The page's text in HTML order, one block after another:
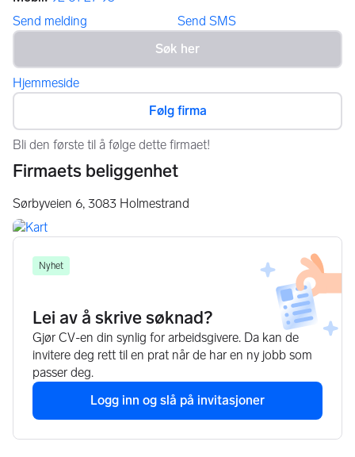
Send melding
Send SMS
Hjemmeside
Følg firma
Bli den første til å følge dette firmaet!
Firmaets beliggenhet
Sørbyveien 6, 3083 Holmestrand